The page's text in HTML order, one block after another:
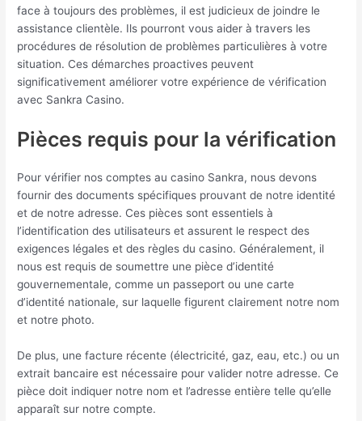
face à toujours des problèmes, il est judicieux de joindre le
assistance clientèle. Ils pourront vous aider à travers les
procédures de résolution de problèmes particulières à votre
situation. Ces démarches proactives peuvent
significativement améliorer votre expérience de vérification
avec Sankra Casino.
Pièces requis pour la vérification
Pour vérifier nos comptes au casino Sankra, nous devons
fournir des documents spécifiques prouvant de notre identité
et de notre adresse. Ces pièces sont essentiels à
l’identification des utilisateurs et assurent le respect des
exigences légales et des règles du casino. Généralement, il
nous est requis de soumettre une pièce d’identité
gouvernementale, comme un passeport ou une carte
d’identité nationale, sur laquelle figurent clairement notre nom
et notre photo.
De plus, une facture récente (électricité, gaz, eau, etc.) ou un
extrait bancaire est nécessaire pour valider notre adresse. Ce
pièce doit indiquer notre nom et l’adresse entière telle qu’elle
apparaît sur notre compte.